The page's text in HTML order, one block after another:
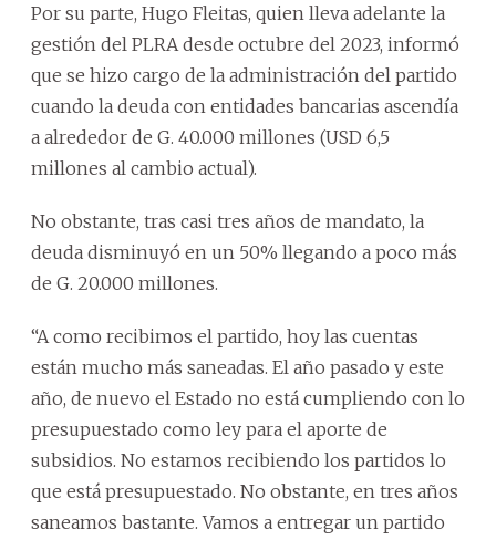
Por su parte, Hugo Fleitas, quien lleva adelante la
gestión del PLRA desde octubre del 2023, informó
que se hizo cargo de la administración del partido
cuando la deuda con entidades bancarias ascendía
a alrededor de G. 40.000 millones (USD 6,5
millones al cambio actual).
No obstante, tras casi tres años de mandato, la
deuda disminuyó en un 50% llegando a poco más
de G. 20.000 millones.
“A como recibimos el partido, hoy las cuentas
están mucho más saneadas. El año pasado y este
año, de nuevo el Estado no está cumpliendo con lo
presupuestado como ley para el aporte de
subsidios. No estamos recibiendo los partidos lo
que está presupuestado. No obstante, en tres años
saneamos bastante. Vamos a entregar un partido